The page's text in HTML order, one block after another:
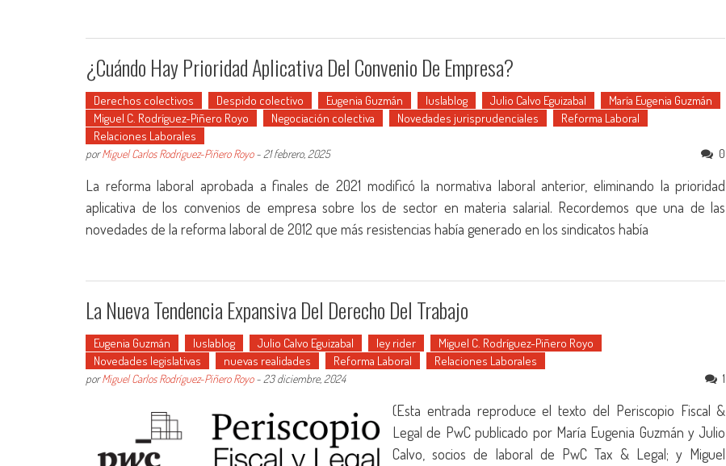
¿Cuándo Hay Prioridad Aplicativa Del Convenio De Empresa?
Derechos colectivos Despido colectivo Eugenia Guzmán Iuslablog Julio Calvo Eguizabal
María Eugenia Guzmán
Miguel C. Rodríguez-Piñero Royo
Negociación colectiva Novedades jurisprudenciales
Reforma Laboral
Relaciones Laborales
porMiguel Carlos Rodríguez-Piñero Royo- 21 febrero, 2025 0
La reforma laboral aprobada a finales de 2021 modificó la normativa laboral anterior, eliminando la prioridad
aplicativa de los convenios de empresa sobre los de sector en materia salarial. Recordemos que una de las
novedades de la reforma laboral de 2012 que más resistencias había generado en los sindicatos había
La Nueva Tendencia Expansiva Del Derecho Del Trabajo
Eugenia Guzmán Iuslablog Julio Calvo Eguizabal ley rider
Miguel C. Rodríguez-Piñero Royo
Novedades legislativas
nuevas realidades Reforma Laboral Relaciones Laborales
porMiguel Carlos Rodríguez-Piñero Royo- 23 diciembre, 2024 1
(Esta entrada reproduce el texto del Periscopio Fiscal &
Legal de PwC publicado por María Eugenia Guzmán y Julio
Calvo, socios de laboral de PwC Tax & Legal; y Miguel